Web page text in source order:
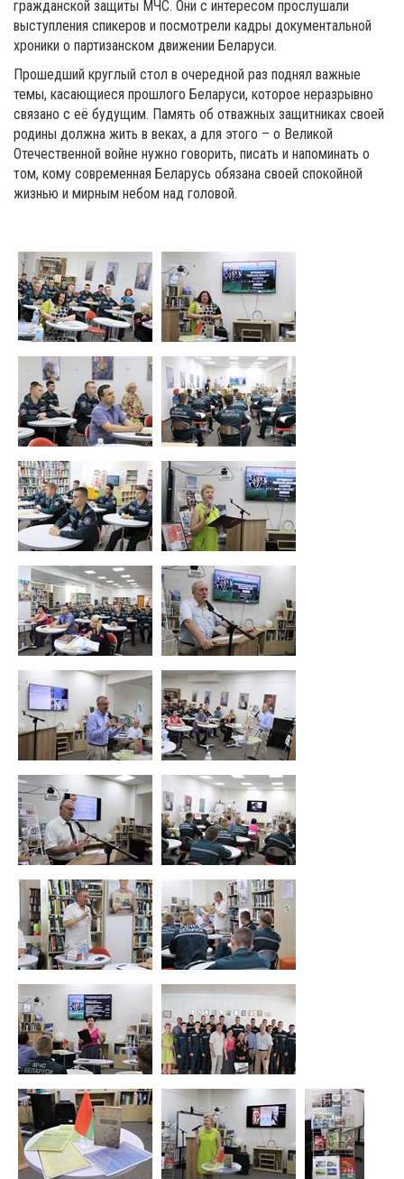
гражданской защиты МЧС. Они с интересом прослушали
выступления спикеров и посмотрели кадры документальной
хроники о партизанском движении Беларуси.
Прошедший круглый стол в очередной раз поднял важные
темы, касающиеся прошлого Беларуси, которое неразрывно
связано с её будущим. Память об отважных защитниках своей
родины должна жить в веках, а для этого – о Великой
Отечественной войне нужно говорить, писать и напоминать о
том, кому современная Беларусь обязана своей спокойной
жизнью и мирным небом над головой.